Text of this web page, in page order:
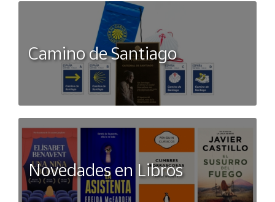
Camino de Santiago
Novedades en Libros